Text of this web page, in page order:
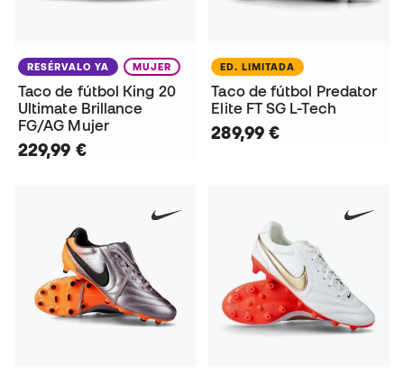
RESÉRVALO YA MUJER
Taco de fútbol King 20
Ultimate Brillance
FG/AG Mujer
229,99 €
ED. LIMITADA
Taco de fútbol Predator
Elite FT SG L-Tech
289,99 €